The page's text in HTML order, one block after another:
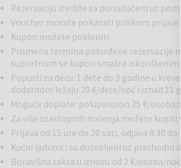
Rezervaciju izvršite sa ponuđačem uz
Voucher morate pokazati prilikom prijave
Kupon možete pokloniti
Promena termina potvrđene rezervacije
suprotnom se kupon smatra iskorištenim
Popusti za decu: 1 dete do 3 godine u
dodatnom ležaju 20 €/dete/noć i iznad 11
Moguće doplate: polupansion 35 €/
Za više uzastopnih noćenja možete
Prijava od 15 ure do 20 sati, odjava 8:30 do
Kućni ljubimci su dozvoljeni uz prethodni
Boravišna taksa u iznosu od 2 €/osoba/